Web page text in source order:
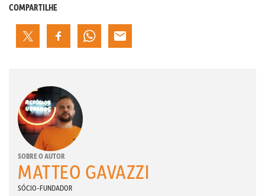
COMPARTILHE
SOBRE O AUTOR
MATTEO GAVAZZI
SÓCIO-FUNDADOR